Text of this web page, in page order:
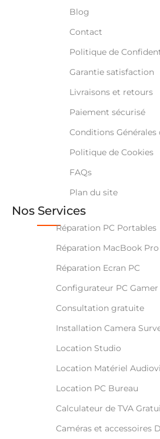
Blog
Contact
Politique de
Garantie satisfaction
Livraisons et retours
Paiement sécurisé
Conditions Générales
Politique de Cookies
FAQs
Plan du site
Nos Services
Réparation PC Portables
Réparation MacBook Pro
Réparation Ecran PC
Configurateur PC Gamer
Consultation gratuite
Installation Camera
Location Studio
Location Matériel
Location PC Bureau
Calculateur de TVA
Caméras et accessoires